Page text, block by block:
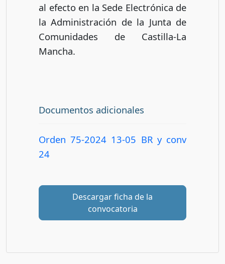
al efecto en la Sede Electrónica de
la Administración de la Junta de
Comunidades de Castilla-La
Mancha.
Documentos adicionales
Orden 75-2024 13-05 BR y conv
24
Descargar ficha de la
convocatoria